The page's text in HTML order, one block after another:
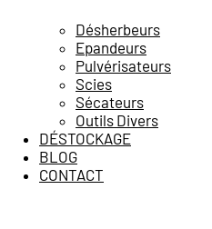
Désherbeurs
Epandeurs
Pulvérisateurs
Scies
Sécateurs
Outils Divers
DÉSTOCKAGE
BLOG
CONTACT